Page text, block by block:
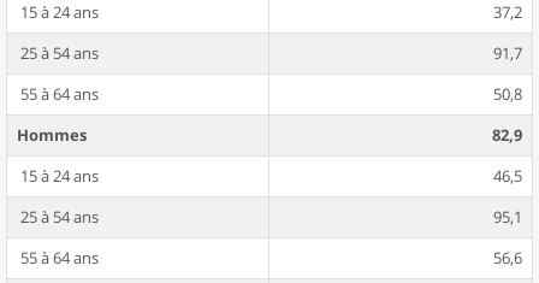
15 à 24 ans
37,2
25 à 54 ans
91,7
55 à 64 ans
50,8
Hommes
82,9
15 à 24 ans
46,5
25 à 54 ans
95,1
55 à 64 ans
56,6